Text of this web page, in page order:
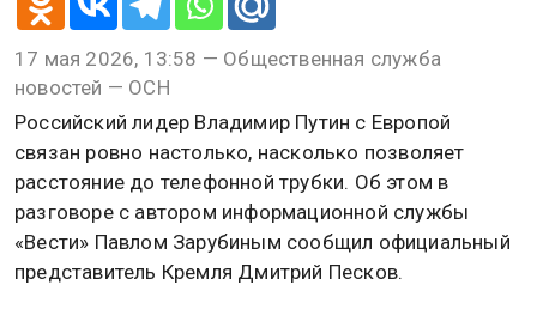
17 мая 2026, 13:58 — Общественная служба
новостей — ОСН
Российский лидер Владимир Путин с Европой
связан ровно настолько, насколько позволяет
расстояние до телефонной трубки. Об этом в
разговоре с автором информационной службы
«Вести» Павлом Зарубиным сообщил официальный
представитель Кремля Дмитрий Песков.